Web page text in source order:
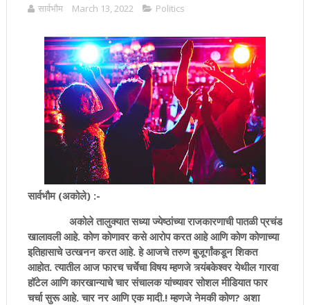
सार्वभाैम March 13, 2022 Politics
सार्वभौम (अकोले) :-
अकोले तालुक्यात सध्या ज्येष्ठांच्या राजकारणाची पातळी प्रचंड
खालावली आहे. कोण कोणावर कसे आरोप करत आहे आणि कोण कोणाच्या
इतिहासाचे उत्खनन करत आहे. हे आजचे तरुण बुजूर्गांकडून शिकत
आहोत. त्यातील आज फारच चर्चेचा विषय म्हणजे त्र्यंबकेश्वर येथील गारवा
हॉटेल आणि कारखान्याचे चार संचालक यांच्यावर सोशल मीडियात फार
चर्चा सुरू आहे. चार नर आणि एक मादी.! म्हणजे नेमकी कोण? अशा